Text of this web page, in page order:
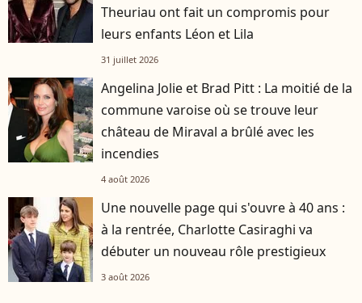
Theuriau ont fait un compromis pour
leurs enfants Léon et Lila
31 juillet 2026
Angelina Jolie et Brad Pitt : La moitié de la
commune varoise où se trouve leur
château de Miraval a brûlé avec les
incendies
4 août 2026
Une nouvelle page qui s'ouvre à 40 ans :
à la rentrée, Charlotte Casiraghi va
débuter un nouveau rôle prestigieux
3 août 2026